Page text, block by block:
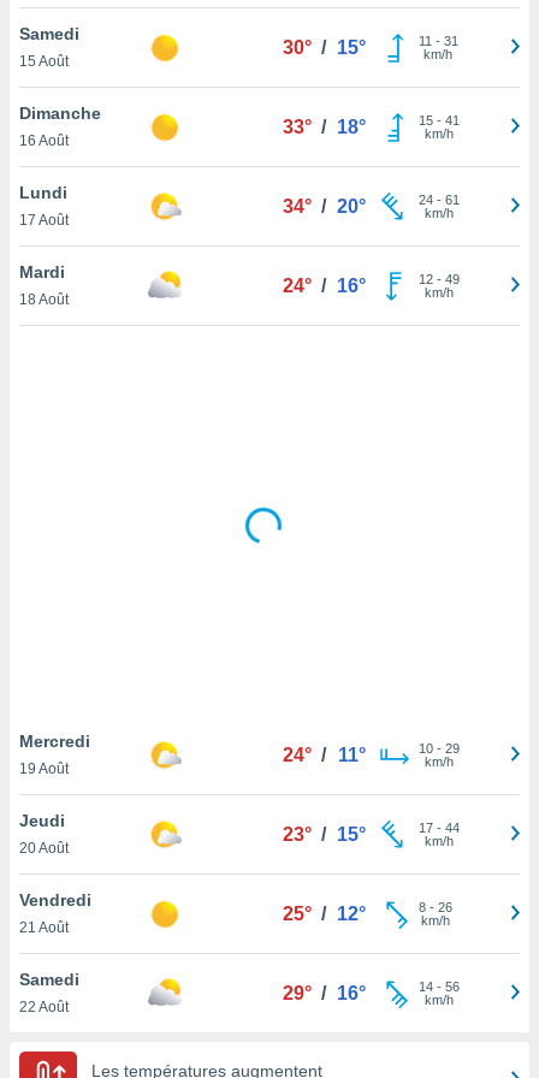
votre
à
en
le
notre
que
et que
Samedi
15 Août
30° / 15° 11 - 31
km/h
Dimanche
16 Août
33° / 18° 15- 41
km/h
Lundi
17 Août
34° / 20° 24- 61
km/h
Mardi
18 Août
24° / 16° 12- 49
km/h
Mercredi
19 Août
24° / 11° 10- 29
km/h
Jeudi
20 Août
23° / 15° 17- 44
km/h
Vendredi
21 Août
25° / 12° 8- 26
km/h
Samedi
22 Août
29° / 16° 14- 56
km/h
Les températures augmentent